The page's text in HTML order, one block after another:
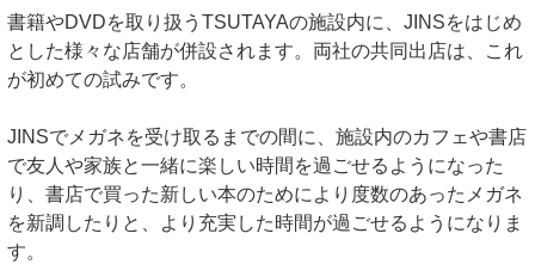
書籍やDVDを取り扱うTSUTAYAの施設内に、JINSをはじめ
とした様々な店舗が併設されます。両社の共同出店は、これ
が初めての試みです。
JINSでメガネを受け取るまでの間に、施設内のカフェや書店
で友人や家族と一緒に楽しい時間を過ごせるようになった
り、書店で買った新しい本のためにより度数のあったメガネ
を新調したりと、より充実した時間が過ごせるようになりま
す。